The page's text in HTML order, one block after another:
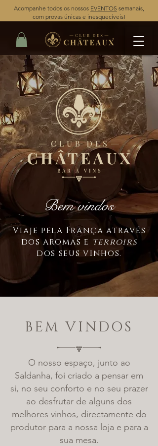
Acompanhe todos os nossos EVENTOS semanais,
com provas únicas e inesquecíveis!
Bem vindos
Viaje pela França através
dos aromas e terroirs
dos seus vinhos.
BEM VINDOS
O nosso espaço, junto ao
Saldanha, foi criado a pensar em
si, no seu conforto e no seu prazer
ao desfrutar de alguns dos
melhores vinhos, directamente do
produtor para a nossa loja e para a
sua mesa.